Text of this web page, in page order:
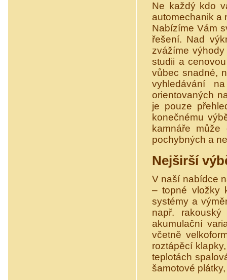
Ne každý kdo
automechanik a
Nabízíme Vám
řešení. Nad
zvážíme
studii a
vůbec snadné,
vyhledávání
orientovaných
je pouze
konečnému
kamnáře může
pochybných a
Nejširší
V naší nabídce
– topné vložky
systémy a
např.
akumulační
včetně
roztápěcí
teplotách
šamotové